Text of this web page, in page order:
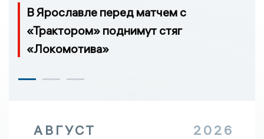
В Ярославле перед матчем с
«Трактором» поднимут стяг
«Локомотива»
АВГУСТ 2026